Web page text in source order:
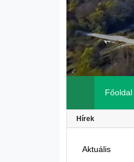
Főoldal
Hírek
Aktuális